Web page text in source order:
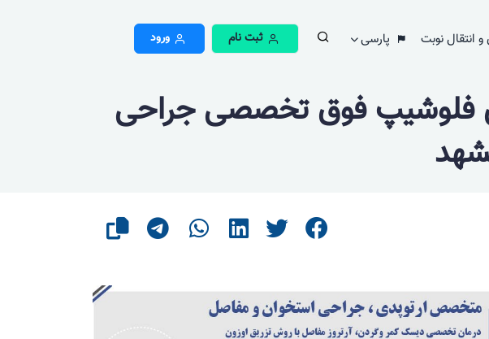
و انتقال نوبت پارسی ثبت نام ورود
فلوشیپ فوق تخصصی جراحی